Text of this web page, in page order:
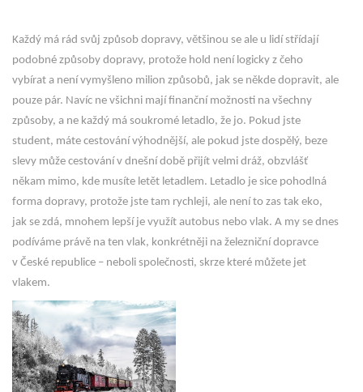
Každý má rád svůj způsob dopravy, většinou se ale u lidí střídají
podobné způsoby dopravy, protože hold není logicky z čeho
vybírat a není vymyšleno milion způsobů, jak se někde dopravit, ale
pouze pár. Navíc ne všichni mají finanční možnosti na všechny
způsoby, a ne každý má soukromé letadlo, že jo. Pokud jste
student, máte cestování výhodnější, ale pokud jste dospělý, beze
slevy může cestování v dnešní době přijít velmi dráž, obzvlášť
někam mimo, kde musíte letět letadlem. Letadlo je sice pohodlná
forma dopravy, protože jste tam rychleji, ale není to zas tak eko,
jak se zdá, mnohem lepší je využít autobus nebo vlak. A my se dnes
podíváme právě na ten vlak, konkrétněji na železniční dopravce
v České republice – neboli společnosti, skrze které můžete jet
vlakem.